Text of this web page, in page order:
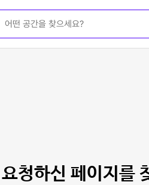
요청하신 페이지를